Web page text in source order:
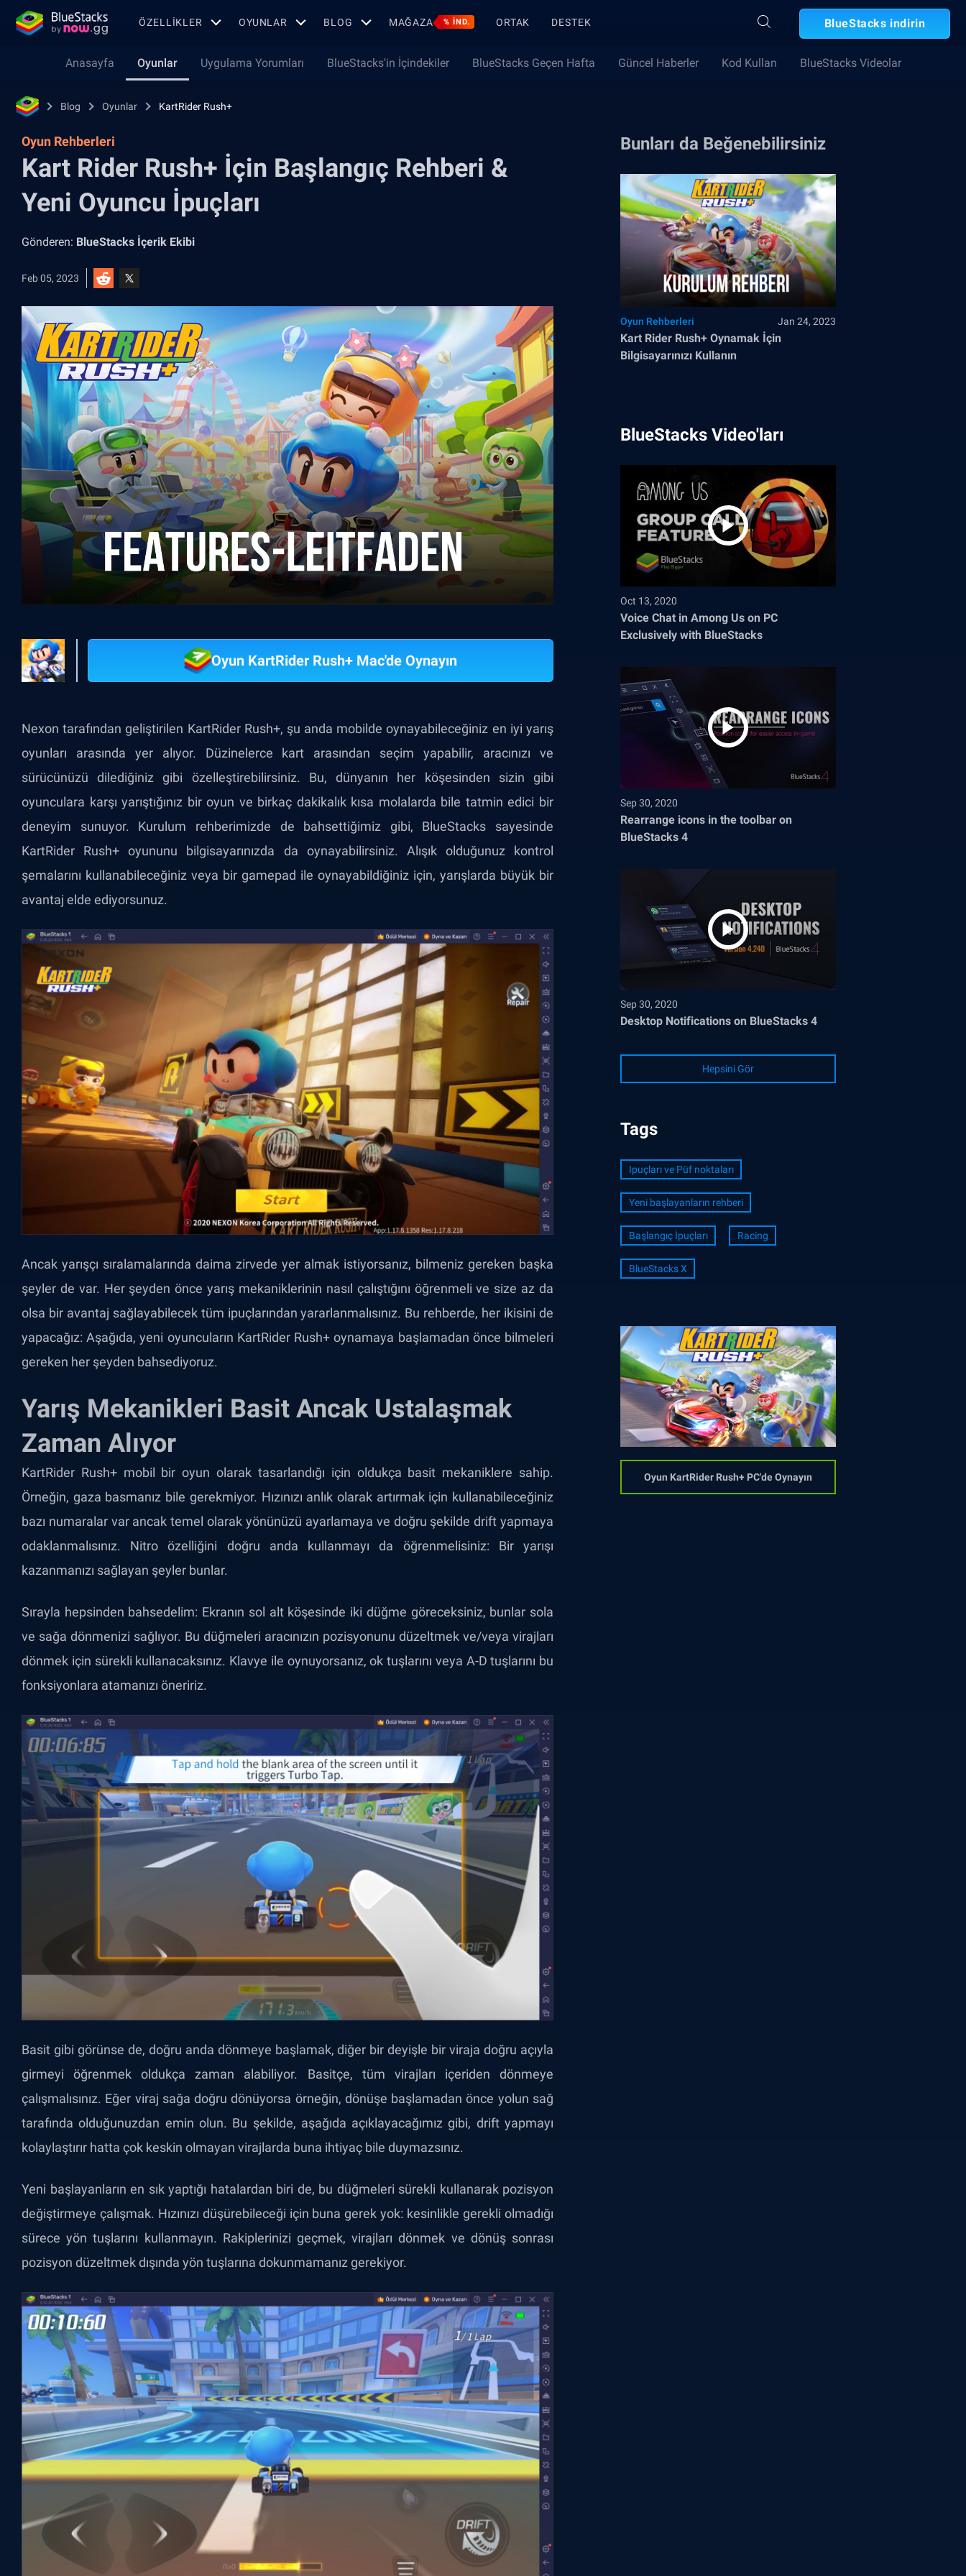
ÖZELLIKLER OYUNLAR BLOG MAĞAZA % IND. ORTAK DESTEK BlueStacks indirin
Anasayfa Oyunlar Uygulama Yorumları BlueStacks'in İçindekiler BlueStacks Geçen Hafta Güncel Haberler Kod Kullan BlueStacks Videolar
Blog Oyunlar KartRider Rush+
Oyun Rehberleri
Kart Rider Rush+ İçin Başlangıç Rehberi &
Yeni Oyuncu İpuçları
Gönderen: BlueStacks İçerik Ekibi
Feb 05, 2023
Oyun KartRider Rush+ Mac'de Oynayın
Nexon tarafından geliştirilen KartRider Rush+, şu anda mobilde oynayabileceğiniz en iyi yarış
oyunları arasında yer alıyor. Düzinelerce kart arasından seçim yapabilir, aracınızı ve
sürücünüzü dilediğiniz gibi özelleştirebilirsiniz. Bu, dünyanın her köşesinden sizin gibi
oyunculara karşı yarıştığınız bir oyun ve birkaç dakikalık kısa molalarda bile tatmin edici bir
deneyim sunuyor. Kurulum rehberimizde de bahsettiğimiz gibi, BlueStacks sayesinde
KartRider Rush+ oyununu bilgisayarınızda da oynayabilirsiniz. Alışık olduğunuz kontrol
şemalarını kullanabileceğiniz veya bir gamepad ile oynayabildiğiniz için, yarışlarda büyük bir
avantaj elde ediyorsunuz.
Ancak yarışçı sıralamalarında daima zirvede yer almak istiyorsanız, bilmeniz gereken başka
şeyler de var. Her şeyden önce yarış mekaniklerinin nasıl çalıştığını öğrenmeli ve size az da
olsa bir avantaj sağlayabilecek tüm ipuçlarından yararlanmalısınız. Bu rehberde, her ikisini de
yapacağız: Aşağıda, yeni oyuncuların KartRider Rush+ oynamaya başlamadan önce bilmeleri
gereken her şeyden bahsediyoruz.
Yarış Mekanikleri Basit Ancak Ustalaşmak
Zaman Alıyor
KartRider Rush+ mobil bir oyun olarak tasarlandığı için oldukça basit mekaniklere sahip.
Örneğin, gaza basmanız bile gerekmiyor. Hızınızı anlık olarak artırmak için kullanabileceğiniz
bazı numaralar var ancak temel olarak yönünüzü ayarlamaya ve doğru şekilde drift yapmaya
odaklanmalısınız. Nitro özelliğini doğru anda kullanmayı da öğrenmelisiniz: Bir yarışı
kazanmanızı sağlayan şeyler bunlar.
Sırayla hepsinden bahsedelim: Ekranın sol alt köşesinde iki düğme göreceksiniz, bunlar sola
ve sağa dönmenizi sağlıyor. Bu düğmeleri aracınızın pozisyonunu düzeltmek ve/veya virajları
dönmek için sürekli kullanacaksınız. Klavye ile oynuyorsanız, ok tuşlarını veya A-D tuşlarını bu
fonksiyonlara atamanızı öneririz.
Basit gibi görünse de, doğru anda dönmeye başlamak, diğer bir deyişle bir viraja doğru açıyla
girmeyi öğrenmek oldukça zaman alabiliyor. Basitçe, tüm virajları içeriden dönmeye
çalışmalısınız. Eğer viraj sağa doğru dönüyorsa örneğin, dönüşe başlamadan önce yolun sağ
tarafında olduğunuzdan emin olun. Bu şekilde, aşağıda açıklayacağımız gibi, drift yapmayı
kolaylaştırır hatta çok keskin olmayan virajlarda buna ihtiyaç bile duymazsınız.
Yeni başlayanların en sık yaptığı hatalardan biri de, bu düğmeleri sürekli kullanarak pozisyon
değiştirmeye çalışmak. Hızınızı düşürebileceği için buna gerek yok: kesinlikle gerekli olmadığı
sürece yön tuşlarını kullanmayın. Rakiplerinizi geçmek, virajları dönmek ve dönüş sonrası
pozisyon düzeltmek dışında yön tuşlarına dokunmamanız gerekiyor.
Bunları da Beğenebilirsiniz
Oyun Rehberleri Jan 24, 2023
Kart Rider Rush+ Oynamak İçin
Bilgisayarınızı Kullanın
BlueStacks Video'ları
Oct 13, 2020
Voice Chat in Among Us on PC
Exclusively with BlueStacks
Sep 30, 2020
Rearrange icons in the toolbar on
BlueStacks 4
Sep 30, 2020
Desktop Notifications on BlueStacks 4
Hepsini Gör
Tags
Ipuçları ve Püf noktaları
Yeni başlayanların rehberi
Başlangıç İpuçları Racing
BlueStacks X
Oyun KartRider Rush+ PC'de Oynayın